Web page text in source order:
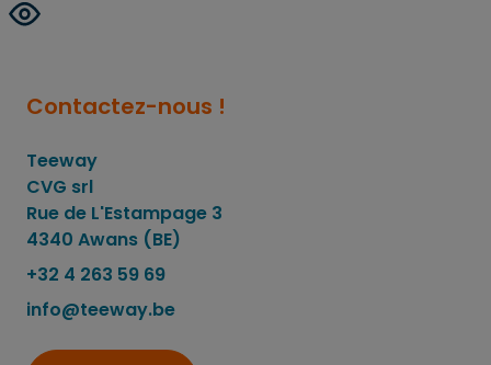
Contactez-nous !
Teeway
CVG srl
Rue de L'Estampage 3
4340 Awans (BE)
+32 4 263 59 69
info@teeway.be